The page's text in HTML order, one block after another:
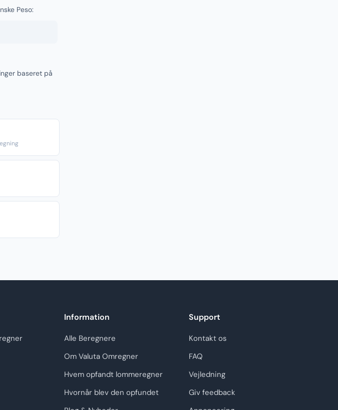
Peso:
baseret på
Information
Alle Beregnere
Om Valuta Omregner
Hvem opfandt lommeregner
Hvornår blev den opfundet
Support
Kontakt os
FAQ
Vejledning
Giv feedback